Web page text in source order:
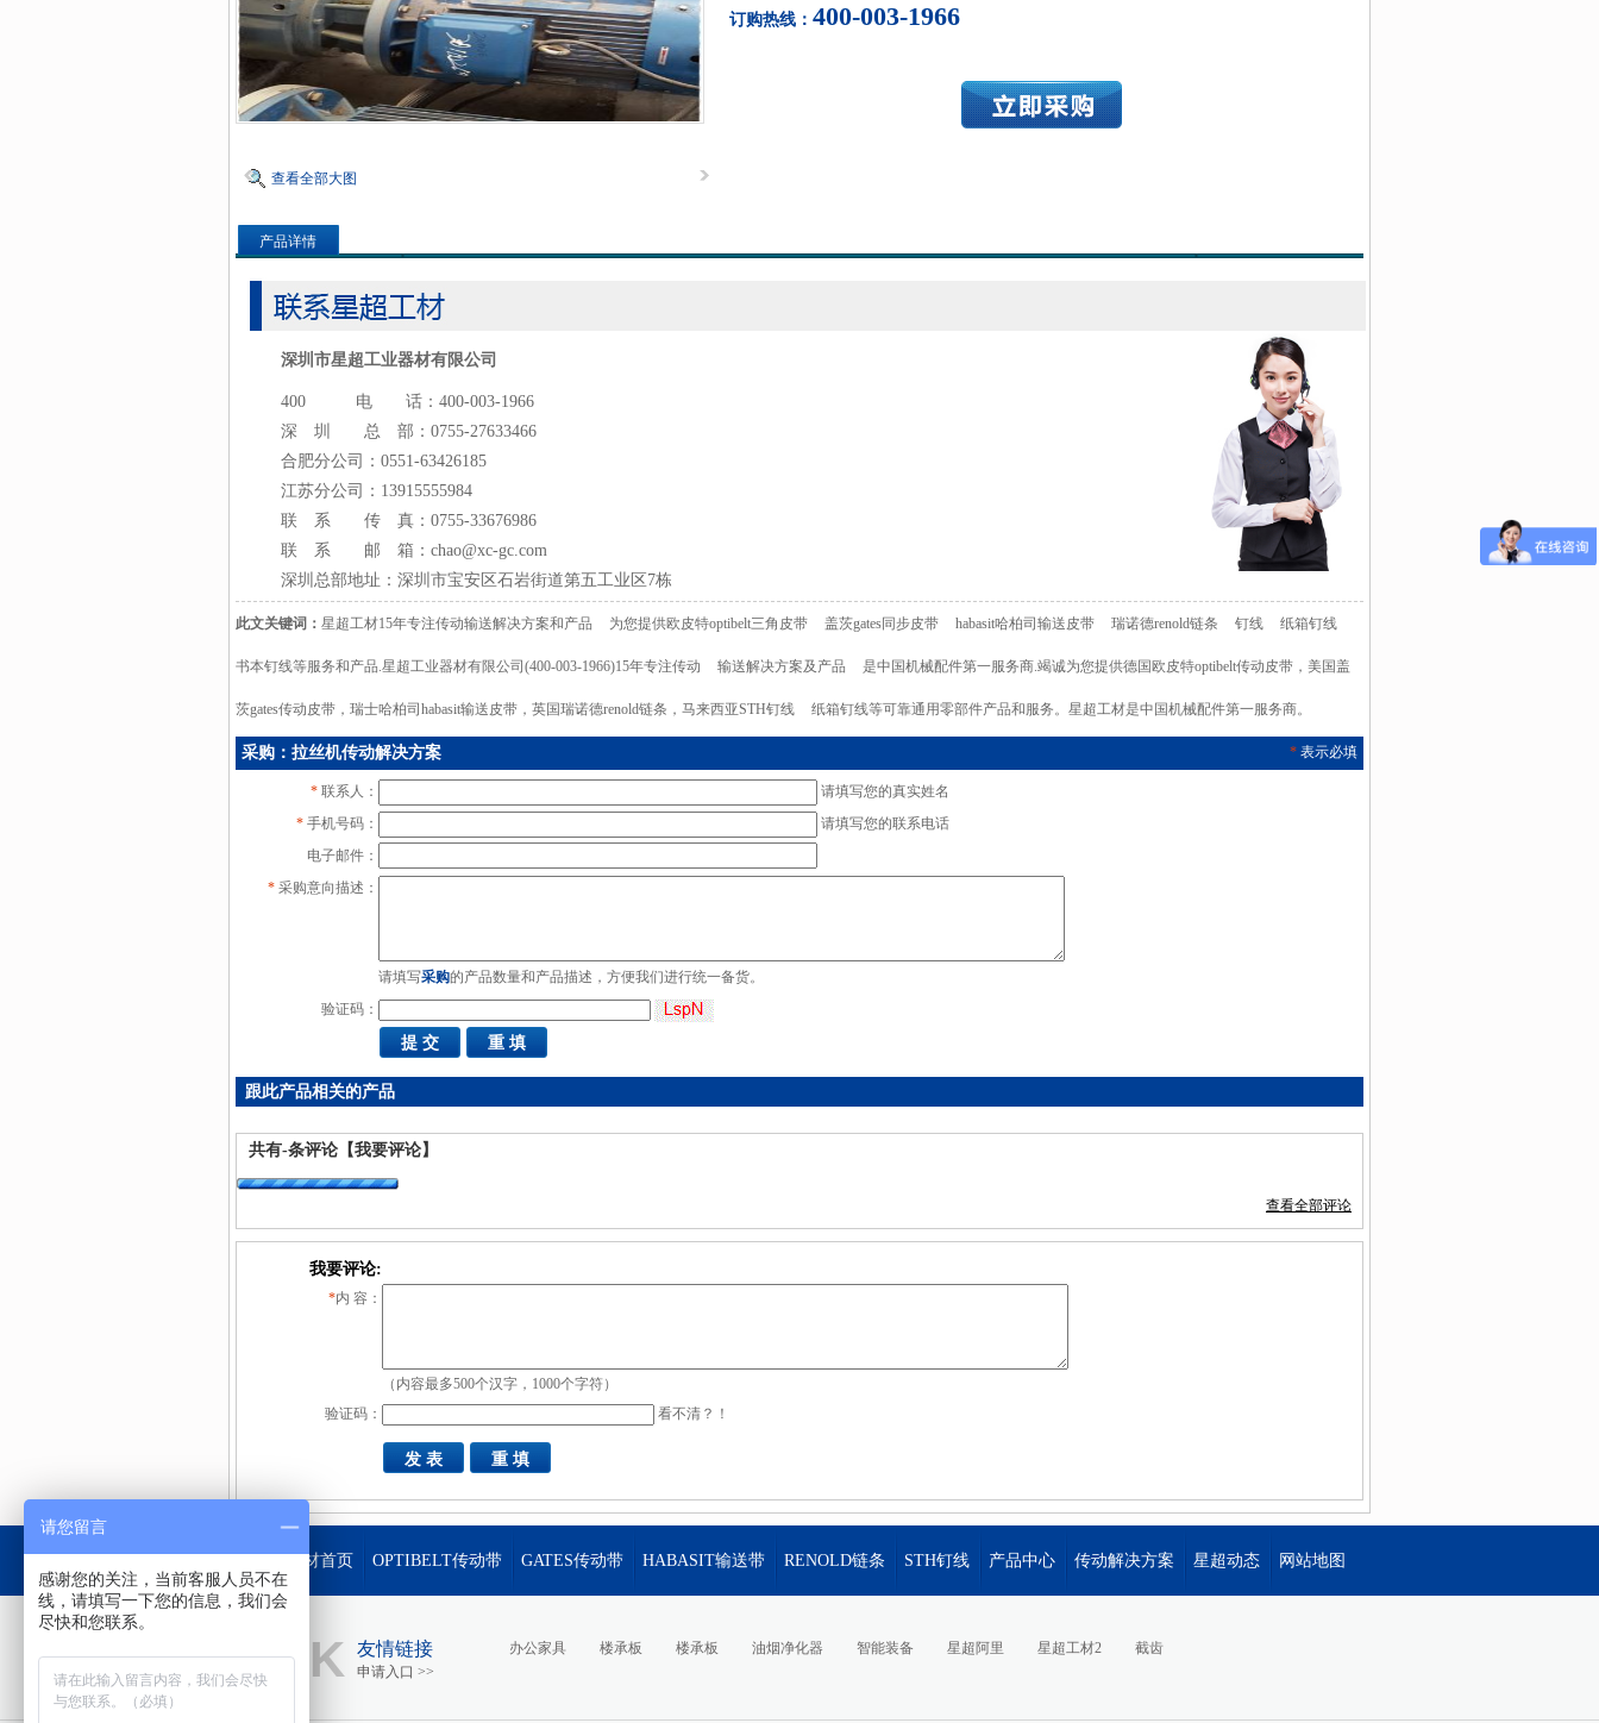
查看全部大图
订购热线： 400-003-1966
产品详情
深圳市星超工业器材有限公司
400 电 话：400-003-1966
深 圳 总 部：0755-27633466
合肥分公司：0551-63426185
江苏分公司：13915555984
联 系 传 真：0755-33676986
联 系 邮 箱：chao@xc-gc.com
深圳总部地址：深圳市宝安区石岩街道第五工业区7栋
此文关键词： 星超工材15年专注传动输送解决方案和产品 为您提供欧皮特optibelt三角皮带 盖茨gates同步皮带 habasit哈柏司输送皮带 瑞诺德renold链条 钉线 纸箱钉线
书本钉线等服务和产品.星超工业器材有限公司(400-003-1966)15年专注传动 输送解决方案及产品 是中国机械配件第一服务商.竭诚为您提供德国欧皮特optibelt传动皮带，美国盖
茨gates传动皮带，瑞士哈柏司habasit输送皮带，英国瑞诺德renold链条，马来西亚STH钉线 纸箱钉线等可靠通用零部件产品和服务。星超工材是中国机械配件第一服务商。
* 表示必填
采购：拉丝机传动解决方案
* 联系人：
请填写您的真实姓名
* 手机号码：
请填写您的联系电话
电子邮件：
* 采购意向描述：
请填写采购的产品数量和产品描述，方便我们进行统一备货。
验证码：
跟此产品相关的产品
共有-条评论 【我要评论】
查看全部评论
我要评论:
*内 容：
（内容最多500个汉字，1000个字符）
验证码：
看不清？！
星超工材首页 OPTIBELT传动带 GATES传动带 HABASIT输送带 RENOLD链条 STH钉线 产品中心 传动解决方案 星超动态 网站地图
LINK 友情链接
申请入口 >>
办公家具 楼承板 楼承板 油烟净化器 智能装备 星超阿里 星超工材2 截齿
请您留言
感谢您的关注，当前客服人员不在
线，请填写一下您的信息，我们会
尽快和您联系。